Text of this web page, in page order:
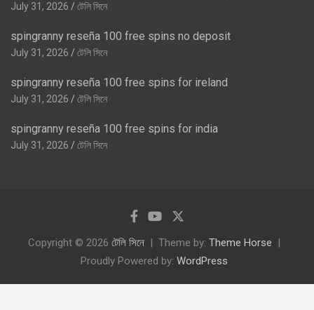
July 31, 2026 টেলি সিনে
spingranny reseña 100 free spins no deposit
July 31, 2026 টেলি সিনে
spingranny reseña 100 free spins for ireland
July 31, 2026 টেলি সিনে
spingranny reseña 100 free spins for india
July 31, 2026 টেলি সিনে
Copyright © 2026 টেলি সিনে Theme by: Theme Horse
Proudly Powered by: WordPress